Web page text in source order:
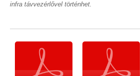
infra távvezérlővel történhet.